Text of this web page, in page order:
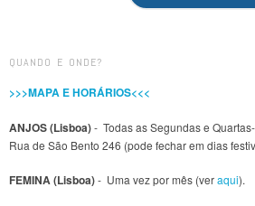
QUANDO E ONDE?
>>>MAPA E HORÁRIOS<<<
ANJOS (Lisboa)- Todas as Segundas e
Rua de São Bento 246 (pode fechar em dias
FEMINA (Lisboa)- Uma vez por mês (veraqui).